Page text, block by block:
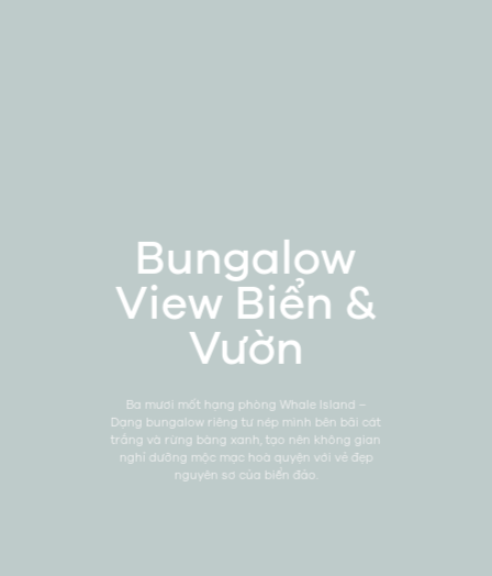
Bungalow
View Biển &
Vườn
Ba mươi mốt hạng phòng Whale Island –
Dạng bungalow riêng tư nép mình bên bãi cát
trắng và rừng bàng xanh, tạo nên không gian
nghỉ dưỡng mộc mạc hoà quyện với vẻ đẹp
nguyên sơ của biển đảo.